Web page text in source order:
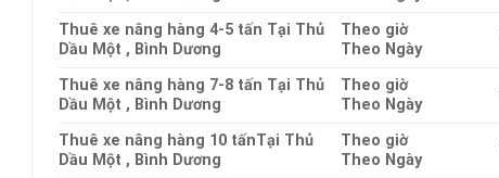
Thuê xe nâng hàng 4-5 tấn Tại Thủ
Dầu Một , Bình Dương
Theo giờ
Theo Ngày
Thuê xe nâng hàng 7-8 tấn Tại Thủ
Dầu Một , Bình Dương
Theo giờ
Theo Ngày
Thuê xe nâng hàng 10 tấnTại Thủ
Dầu Một , Bình Dương
Theo giờ
Theo Ngày